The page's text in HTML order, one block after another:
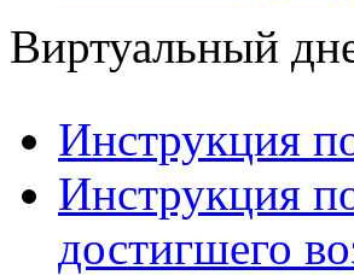
Виртуальный
Инструкция
Инструкция
достигшего